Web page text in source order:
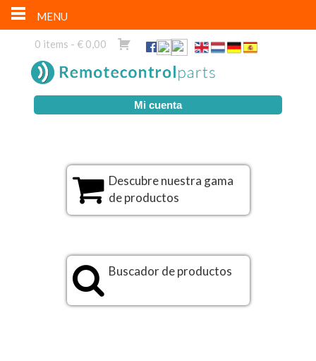
0 items - € 0,00
Mi cuenta
Descubre nuestra gama
de productos
Buscador de productos
MENU